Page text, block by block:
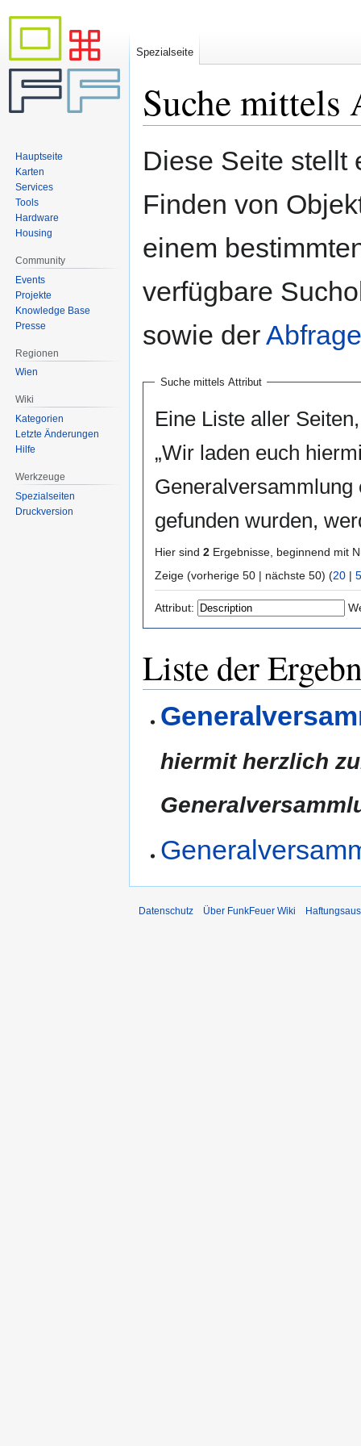
Suche
Navigation
Suche
Diese Seite
Finden von
einem
verfügbare
sowie der
Suche mittels Attribut
Eine Liste aller
„Wir laden euch
Generalversammlung
gefunden wurden,
Hier sind 2 Ergebnisse, beginnend mit
Zeige (vorherige 50 | nächste 50) (20 |
Attribut:
Liste der
hiermit herzlich
Spezialseite
Hauptseite
Karten
Services
Tools
Hardware
Housing
Community
Events
Projekte
Knowledge Base
Presse
Regionen
Wien
Wiki
Kategorien
Letzte Änderungen
Hilfe
Werkzeuge
Spezialseiten
Druckversion
Datenschutz Über FunkFeuer Wiki